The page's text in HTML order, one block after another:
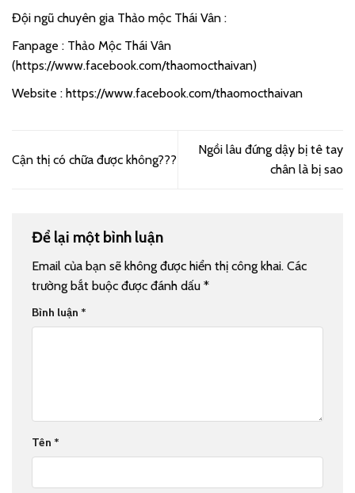
Đội ngũ chuyên gia Thảo mộc Thái Vân :
Fanpage : Thảo Mộc Thái Vân
(https://www.facebook.com/thaomocthaivan)
Website : https://www.facebook.com/thaomocthaivan
Cận thị có chữa được không???
Ngồi lâu đứng dậy bị tê tay
chân là bị sao
Để lại một bình luận
Email của bạn sẽ không được hiển thị công khai. Các
trường bắt buộc được đánh dấu *
Bình luận *
Tên *